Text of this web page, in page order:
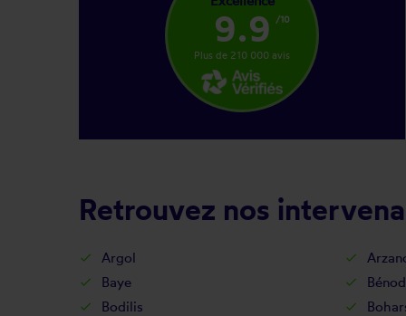
9.9 /10
Plus de 210 000 avis
Retrouvez nos
Argol
Baye
Bodilis